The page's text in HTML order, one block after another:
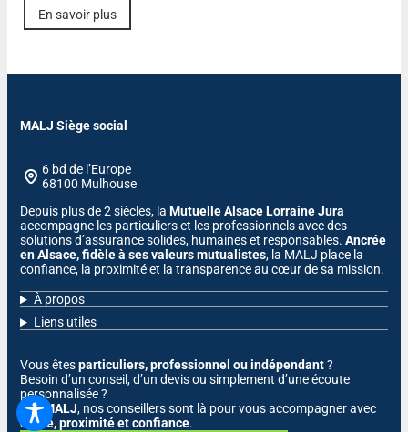
En savoir plus
MALJ Siège social
6 bd de l’Europe
68100 Mulhouse
Depuis plus de 2 siècles, la Mutuelle Alsace Lorraine Jura
accompagne les particuliers et les professionnels avec des
solutions d’assurance solides, humaines et responsables. Ancrée
en Alsace, fidèle à ses valeurs mutualistes, la MALJ place la
confiance, la proximité et la transparence au cœur de sa mission.
À propos
Liens utiles
Vous êtesparticuliers, professionnel ou indépendant?
Besoin d’un conseil, d’un devis ou simplement d’une écoute
personnalisée ?
À la MALJ, nos conseillers sont là pour vous accompagner avec
clarté, proximité et confiance.